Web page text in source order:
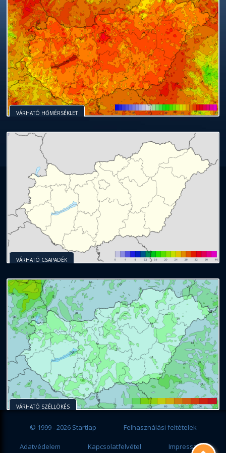
VÁRHATÓ HŐMÉRSÉKLET
VÁRHATÓ CSAPADÉK
VÁRHATÓ SZÉLLÖKÉS
© 1999 - 2026 Startlap Felhasználási feltételek
Adatvédelem Kapcsolatfelvétel Impresszum